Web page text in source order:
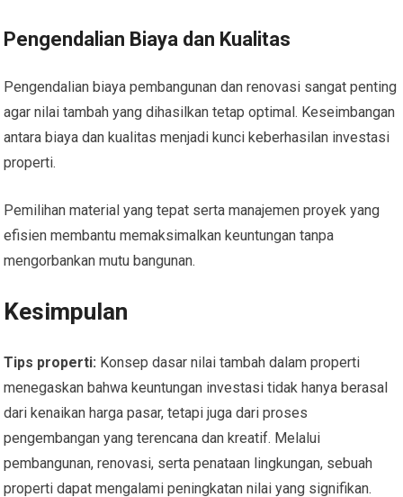
Pengendalian Biaya dan Kualitas
Pengendalian biaya pembangunan dan renovasi sangat penting
agar nilai tambah yang dihasilkan tetap optimal. Keseimbangan
antara biaya dan kualitas menjadi kunci keberhasilan investasi
properti.
Pemilihan material yang tepat serta manajemen proyek yang
efisien membantu memaksimalkan keuntungan tanpa
mengorbankan mutu bangunan.
Kesimpulan
Tips properti: Konsep dasar nilai tambah dalam properti
menegaskan bahwa keuntungan investasi tidak hanya berasal
dari kenaikan harga pasar, tetapi juga dari proses
pengembangan yang terencana dan kreatif. Melalui
pembangunan, renovasi, serta penataan lingkungan, sebuah
properti dapat mengalami peningkatan nilai yang signifikan.